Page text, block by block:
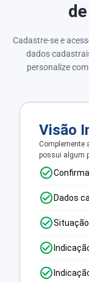
Cadastre-se e
dados
personalize
Visão
Complemente
possui algum
Dados